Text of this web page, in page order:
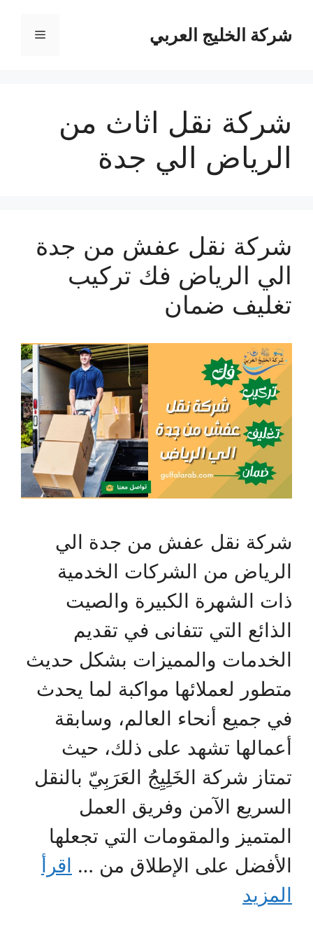
المحتوىشركة الخليج العربي القائمة
شركة نقل اثاث من
الرياض الي جدة
شركة نقل عفش من جدة
الي الرياض فك تركيب
تغليف ضمان
شركة نقل عفش من جدة الي
الرياض من الشركات الخدمية
ذات الشهرة الكبيرة والصيت
الذائع التي تتفانى في تقديم
الخدمات والمميزات بشكل حديث
متطور لعملائها مواكبة لما يحدث
في جميع أنحاء العالم، وسابقة
أعمالها تشهد على ذلك، حيث
تمتاز شركة الخَلِيِجُ العَرَبِيّ بالنقل
السريع الآمن وفريق العمل
المتميز والمقومات التي تجعلها
الأفضل على الإطلاق من … اقرأ
المزيد